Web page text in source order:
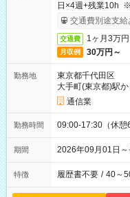
日×4週+残業10h ※
交通費別途支給
交通費 1ヶ月3万
月収例 30万円～
勤務地
東京都千代田区
大手町(東京都)駅
通信業
勤務時間 09:00-17:30（休
期間 2026年09月01日
特徴 履歴書不要 / 40～